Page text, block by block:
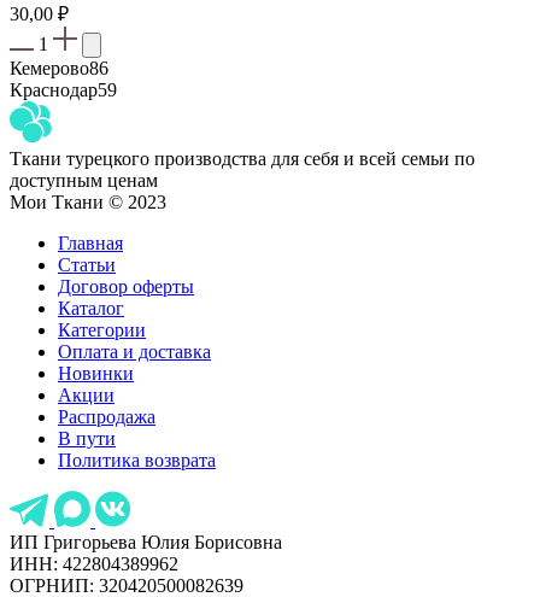
30,00 ₽
1
Кемерово86
Краснодар59
Ткани турецкого производства для себя и всей семьи по
доступным ценам
Мои Ткани © 2023
Главная
Статьи
Договор оферты
Каталог
Категории
Оплата и доставка
Новинки
Акции
Распродажа
В пути
Политика возврата
ИП Григорьева Юлия Борисовна
ИНН: 422804389962
ОГРНИП: 320420500082639